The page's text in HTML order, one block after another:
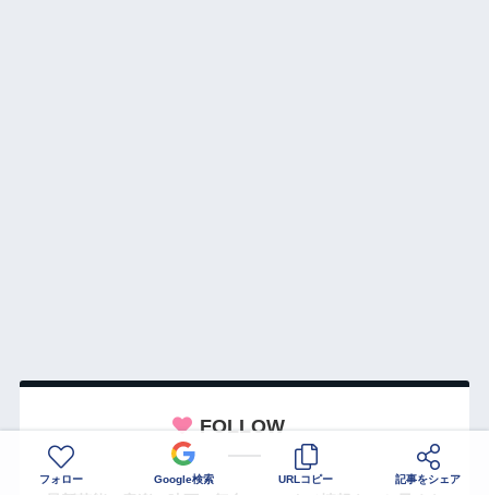
FOLLOW
フォロー Google検索 URLコピー 記事をシェア